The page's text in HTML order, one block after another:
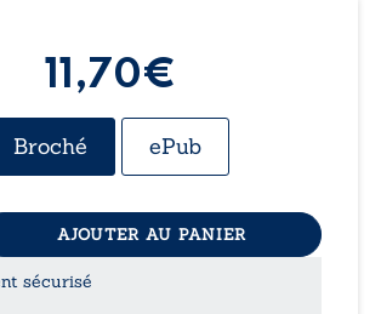
11,70€
Broché ePub
AJOUTER AU PANIER
sécurisé